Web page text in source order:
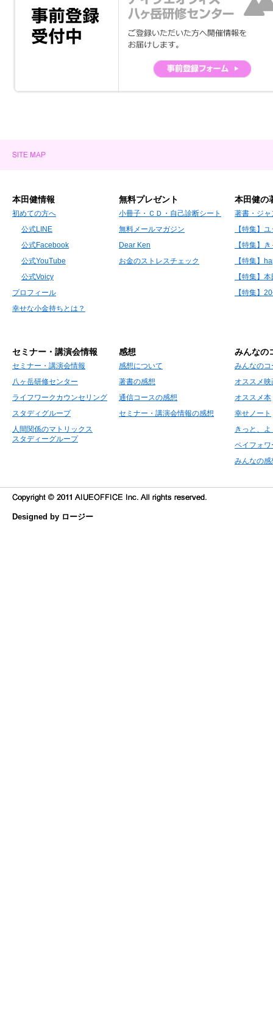
本田健情報
初めての方へ
公式LINE
公式Facebook
公式YouTube
公式Voicy
プロフィール
幸せな小金持ちとは？
無料プレゼント
小冊子・ＣＤ・自己診断シート
無料メールマガジン
Dear Ken
お金のストレスチェック
本田健の
著書・ジャ
【特集】
【特集】
【特集】
【特集】
【特集】
セミナー・講演会情報
セミナー・講演会情報
八ヶ岳研修センター
ライフワークカウンセリング
スタディグループ
人間関係のマトリックス
スタディーグループ
感想
感想について
著書の感想
通信コースの感想
セミナー・講演会情報の感想
みんなの
みんなの
オススメ映
オススメ本
幸せノート
きっと、
ペイフォワ
みんなの感
Designed by ロージー